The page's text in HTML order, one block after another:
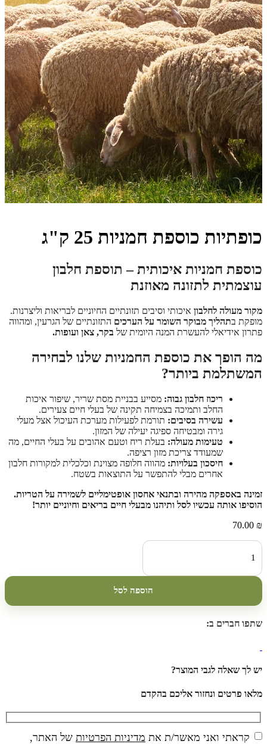
כופתיות כוספת חמניות 25 ק"ג
כוספת חמניות איכותית – תוספת חלבון
עוצמתית לתזונה מאוזנת
מקור מעולה לחלבון איכותי וסיבים תזונתיים החיוניים לבריאות וליצרנות.
מופקת בתהליך מבוקר השומר על הערכים התזונתיים של הגרעין, ומהווה
פתרון אידיאלי להעשרת המנה היומית של בקר, צאן ועופות.
מה הופך את כוספת החמניות שלנו לבחירה
המשתלמת ביותר?
ריכוז חלבון גבוה: מסייע בבניית מסת שריר, שיפור איכות
החלב ותמיכה בצמיחה תקינה של בעלי חיים צעירים.
עשירה בסיבים: תורמת לפעילות מערכת העיכול אצל מעלי
גירה ומבטיחה ספיגה יעילה של המזון.
טעימות מעולה: בעלת ריח וטעם אהובים על בעלי החיים, מה
שמעודד צריכת מזון רציפה.
חיסכון בעלויות: מהווה חלופה מצוינת וכלכלית למקורות חלבון
אחרים מבלי להתפשר על התוצאות בשטח.
זמינה באספקה מהירה ובתנאי אחסון אופטימליים לשמירה על הטריות.
הוסיפו אותה עכשיו לסל ותיהנו מבעלי חיים בריאים וחיוניים יותר!
70.00 ₪
כמות
של
כוספת
25
ק"ג
הוספה לסל
שתפו חברים ב:
יש לך שאלה לגבי המוצר?
מלאו פרטים ונחזור אליכם בהקדם
קראתי ואני מאשר/ת את מדיניות הפרטיות של האתר,